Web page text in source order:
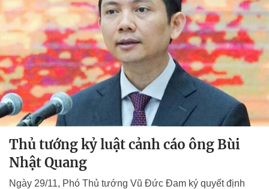
Thủ tướng kỷ luật cảnh cáo ông Bùi
Nhật Quang
Ngày 29/11, Phó Thủ tướng Vũ Đức Đam ký quyết định